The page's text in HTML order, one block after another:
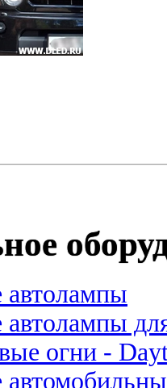
автолампы
огни -